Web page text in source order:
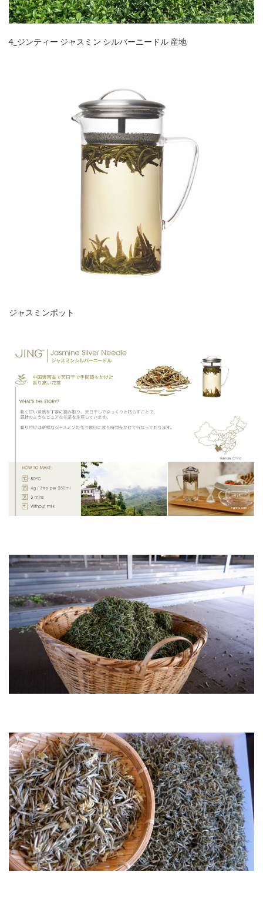
4_ジンティー ジャスミン シルバーニードル 産地
ジャスミンポット